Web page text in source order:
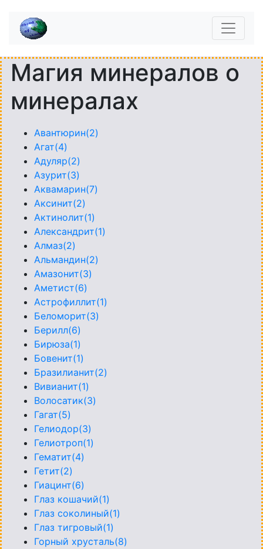
Магия минералов о
минералах
Авантюрин(2)
Агат(4)
Адуляр(2)
Азурит(3)
Аквамарин(7)
Аксинит(2)
Актинолит(1)
Александрит(1)
Алмаз(2)
Альмандин(2)
Амазонит(3)
Аметист(6)
Астрофиллит(1)
Беломорит(3)
Берилл(6)
Бирюза(1)
Бовенит(1)
Бразилианит(2)
Вивианит(1)
Волосатик(3)
Гагат(5)
Гелиодор(3)
Гелиотроп(1)
Гематит(4)
Гетит(2)
Гиацинт(6)
Глаз кошачий(1)
Глаз соколиный(1)
Глаз тигровый(1)
Горный хрусталь(8)